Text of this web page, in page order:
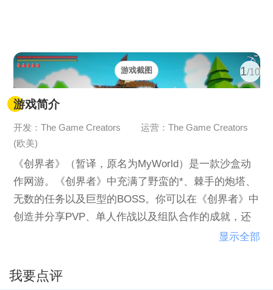
1/10
游戏截图
游戏简介
开发：The Game Creators
运营：The Game Creators
(欧美)
《创界者》（暂译，原名为MyWorld）是一款沙盒动
作网游。《创界者》中充满了野蛮的*、棘手的炮塔、
无数的任务以及巨型的BOSS。你可以在《创界者》中
创造并分享PVP、单人作战以及组队合作的成就，还
可以在这个预制的世界里激发自己的创造力，使用编
界。
显示全部
我要点评